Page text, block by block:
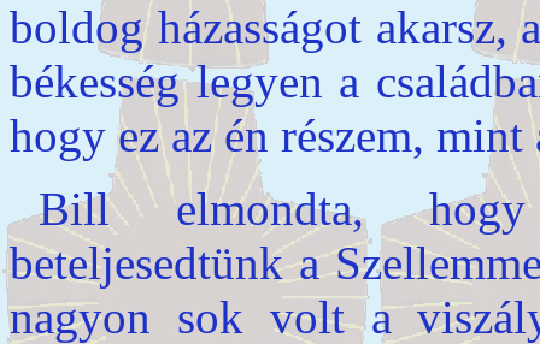
boldog házasságot akarsz,
békesség legyen a
hogy ez az én részem, mint
Bill elmondta,
beteljesedtünk a
nagyon sok volt a